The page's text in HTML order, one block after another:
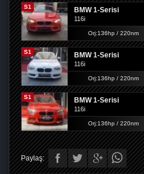
S1 BMW 1-Serisi
116i
Orj:136hp / 220nm
S1 BMW 1-Serisi
116i
Orj:136hp / 220nm
S1 BMW 1-Serisi
116i
Orj:136hp / 220nm
Paylaş: